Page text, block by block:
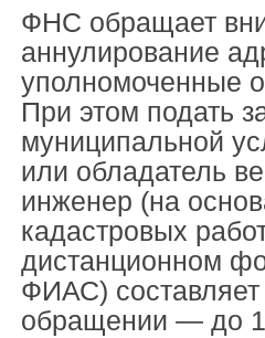
ФНС обращает
аннулирование
уполномоченные
При этом подать
муниципальной
или обладатель
инженер (на
кадастровых
дистанционном
ФИАС)
обращении — до